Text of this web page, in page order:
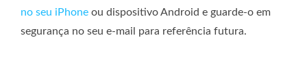
no ​​​​seu iPhone ou dispositivo Android e guarde-o em
segurança no seu e-mail para referência futura.